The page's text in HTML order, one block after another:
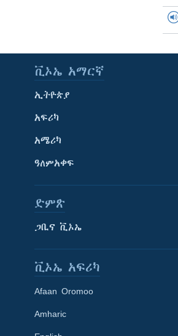
ቪኦኤ አማርኛ
ኢትዮጵያ
አፍሪካ
አሜሪካ
ዓለምአቀፍ
ድምጽ
ጋቢና ቪኦኤ
ቪኦኤ አፍሪካ
Afaan Oromoo
Amharic